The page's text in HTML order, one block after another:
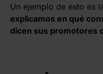
Un ejemplo de esto es
explicamos en qué
dicen sus promotores